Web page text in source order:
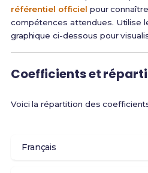
référentiel officiel pour
compétences attendues. Utilise
graphique ci-dessous pour
Coefficients et
Voici la répartition des
Français